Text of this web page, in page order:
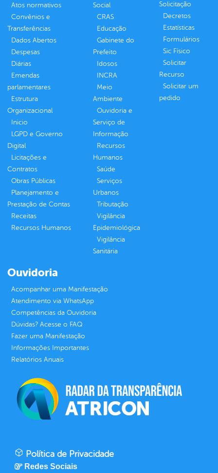
Atos normativos
Convênios e
Transferências
Dados Abertos
Despesas
Diárias
Emendas
parlamentares
Estrutura
Organizacional
Inicio
LGPD e Governo
Digital
Licitações e
Contratos
Obras Públicas
Planejamento e
Prestação de Contas
Receitas
Recursos Humanos
Social
CRAS
Educação
Gabinete do
Prefeito
Idosos
INCRA
Meio
Ambiente
Ouvidoria e
Serviço de
Informação
Recursos
Humanos
Saúde
Serviços
Urbanos
Tributação
Vigilância
Epidemiológica
Vigilância
Sanitária
Solicitação
Decretos
Estatísticas
Formulários
Sic Físico
Solicitar
Recurso
Solicitar um
pedido
Ouvidoria
Acompanhar uma Manifestação
Atendimento via WhatsApp
Competências da Ouvidoria
Dúvidas? Acesse o FAQ
Fazer uma Manifestação
Informações Importantes
Relatórios Anuais
Política de Privacidade
Redes Sociais